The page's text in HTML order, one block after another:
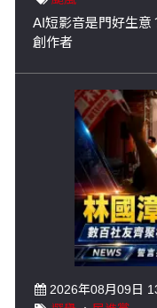
AI短影音是門好生意
創作者
2026年08月09日